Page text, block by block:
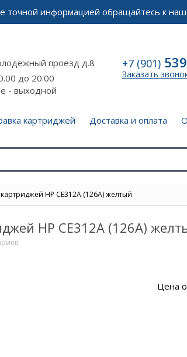
точной информацией обращайтесь к
проезд д.8
до 20.00
- выходной
+7 (901)
Заказать
картриджей Доставка и оплата
HP CE312A (126A) желтый
HP CE312A (126A)
Цена